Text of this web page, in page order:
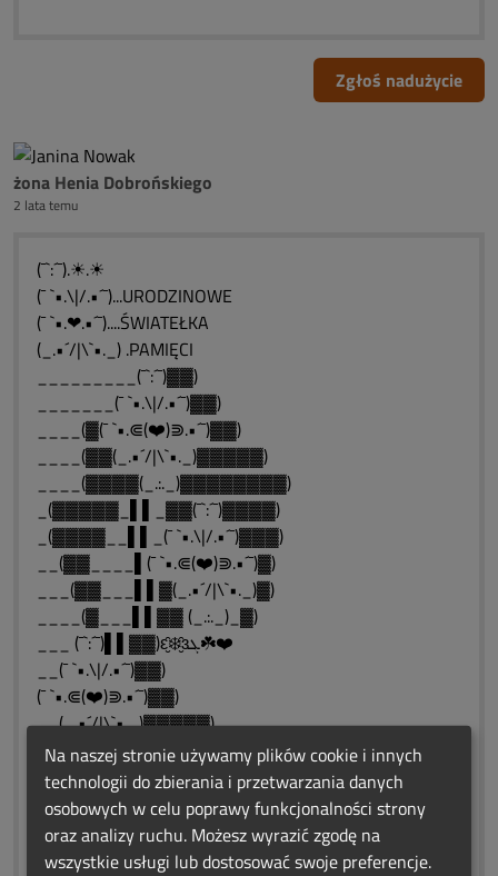
Zgłoś nadużycie
żona Henia Dobrońskiego
2 lata temu
(¯`:´¯).☀.☀
(¯ `•.\|/.•´¯)...URODZINOWE
(¯ `•.❤.•´¯)....ŚWIATEŁKA
(_.•´/|\`•._) .PAMIĘCI
_________(¯`:´¯)▓▓)
_______(¯ `•.\|/.•´¯)▓▓)
____(▓(¯ `•.⋐(❤️)⋑.•´¯)▓▓)
____(▓▓(_.•´/|\`•._)▓▓▓▓▓)
____(▓▓▓▓(_.:._)▓▓▓▓▓▓▓▓)
_(▓▓▓▓▓_▌▌_▓▓(¯`:´¯)▓▓▓▓)
_(▓▓▓▓__▌▌_(¯ `•.\|/.•´¯)▓▓▓)
__(▓▓____▌(¯ `•.⋐(❤️)⋑.•´¯)▓)
___(▓▓___▌▌▓(_.•´/|\`•._)▓)
____(▓___▌▌▓▓ (_.:._)_▓)
___ (¯`:´¯)▌▌▓▓)ԑ̮̑❄️̮̑ɜܓ☘️❤️
__(¯ `•.\|/.•´¯)▓▓)
(¯ `•.⋐(❤️)⋑.•´¯)▓▓)
__(_.•´/|\`•._)▓▓▓▓▓)
___(_.:._)▓▓▓▓▓▓▓▓)
❤️♨ԑ̮̑♦̮̑ɜܓ♨❤️♨ԑ̮̑♦̮̑ɜܓ♨❤️
✬ *♥* ✬ *♥*✬ *♥* ✬ *♥* ✬
"Nie umiera ten,kto trwa
w sercach i pamięci naszej"
Na naszej stronie używamy plików cookie i innych
technologii do zbierania i przetwarzania danych
osobowych w celu poprawy funkcjonalności strony
oraz analizy ruchu. Możesz wyrazić zgodę na
wszystkie usługi lub dostosować swoje preferencje.